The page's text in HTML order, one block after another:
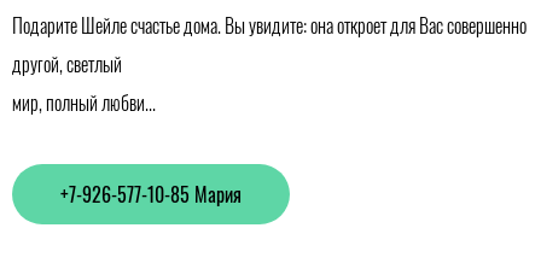
Подарите Шейле счастье дома. Вы увидите: она откроет для Вас совершенно
другой, светлый
мир, полный любви...
+7-926-577-10-85 Мария